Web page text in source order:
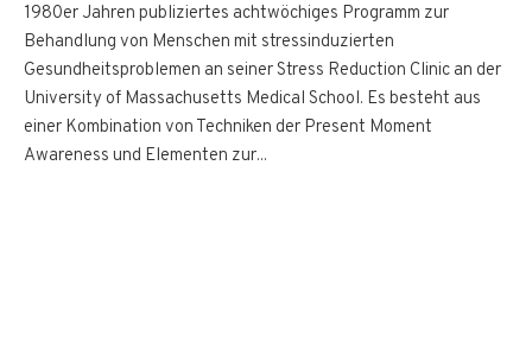
1980er Jahren publiziertes achtwöchiges Programm zur
Behandlung von Menschen mit stressinduzierten
Gesundheitsproblemen an seiner Stress Reduction Clinic an der
University of Massachusetts Medical School. Es besteht aus
einer Kombination von Techniken der Present Moment
Awareness und Elementen zur...